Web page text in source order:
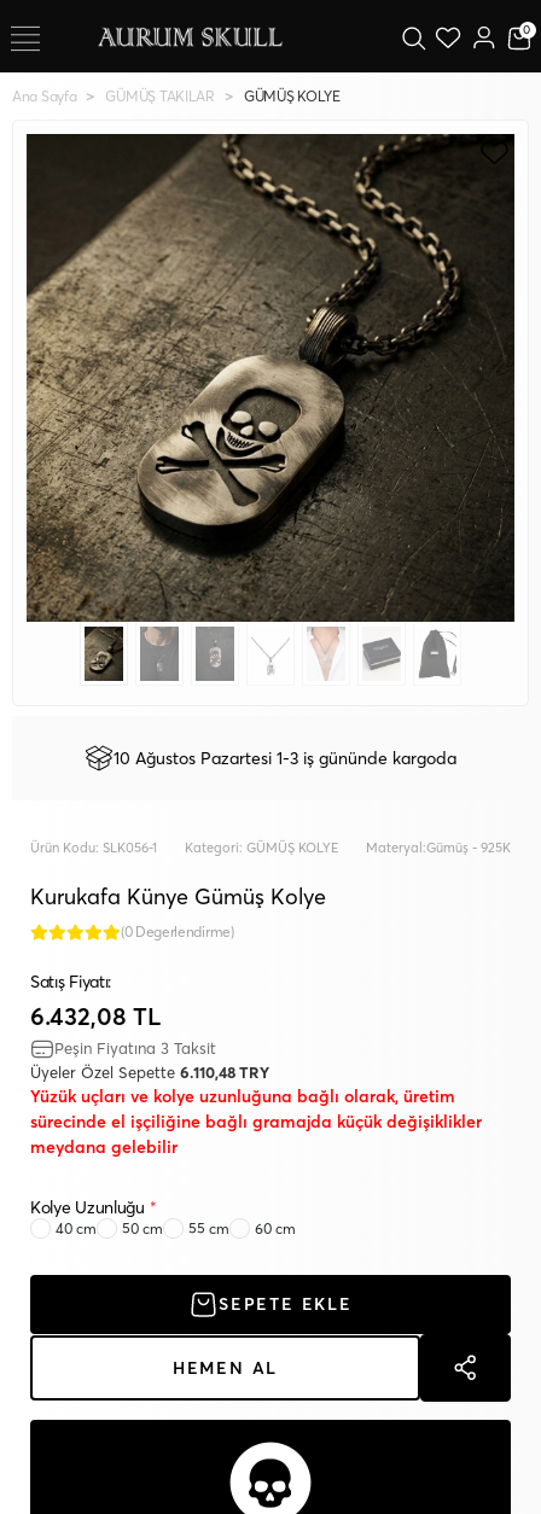
0
Ana Sayfa GÜMÜŞ TAKILAR GÜMÜŞ KOLYE
10 Ağustos Pazartesi 1-3 iş gününde kargoda
Ürün Kodu: SLK056-1 Kategori: GÜMÜŞ KOLYE Materyal:Gümüş - 925K
Kurukafa Künye Gümüş Kolye
(0 Degerlendirme)
Satış Fiyatı:
6.432,08 TL
Peşin Fiyatına 3 Taksit
Üyeler Özel Sepette 6.110,48 TRY
Yüzük uçları ve kolye uzunluğuna bağlı olarak, üretim
sürecinde el işçiliğine bağlı gramajda küçük değişiklikler
meydana gelebilir
Kolye Uzunluğu *
40 cm 50 cm 55 cm 60 cm
SEPETE EKLE
HEMEN AL